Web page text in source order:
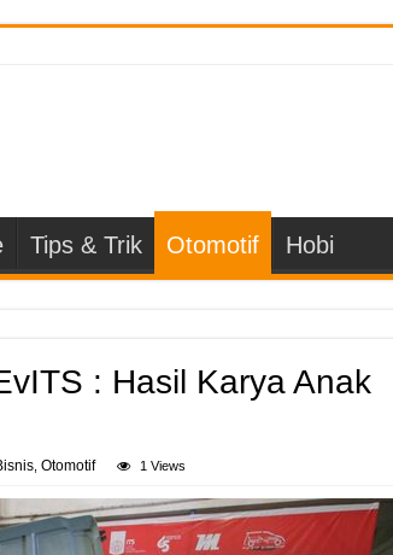
Tips & Trik Otomotif Hobi
: Hasil Karya Anak
, Otomotif 1 Views